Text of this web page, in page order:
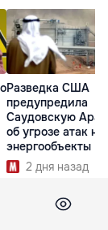
Разведка США
предупредила
Саудовскую
об угрозе атак на
энергообъекты
2 дня назад